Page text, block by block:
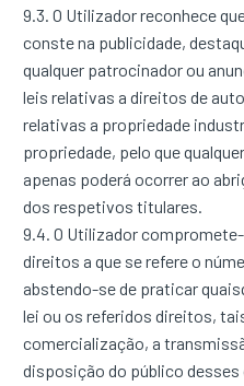
9.3. O Utilizador reconhece
conste na publicidade,
qualquer patrocinador ou
leis relativas a direitos de
relativas a propriedade
propriedade, pelo que
apenas poderá ocorrer ao
dos respetivos titulares.
9.4. O Utilizador
direitos a que se refere o
abstendo-se de praticar
lei ou os referidos direitos,
comercialização, a
disposição do público